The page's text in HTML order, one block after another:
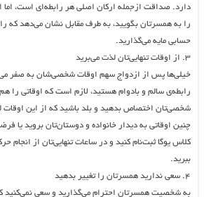
دارد. صداقت ازجمله ارکان اصلی هر رابطه‌ای است، اما
را به همسرتان بگویید، به طرف مقابل نشان می‌دهد که
حسابی مایه می‌گذارید.
۳. از اوقات تنهایی‌تان لذت می‌برید
خیلی‌ها پس از ازدواج سهم اوقات شخصی‌شان به صفر
رابطه‌ی سالم و بادوام هستید، لازم است که اوقاتی را
شخصی‌تان اختصاص بدهید و بلد باشید که از این اوقات
چنین اوقاتی به دیدار خانواده و دوستان‌تان بروید یا
کلاس یوگا ثبت‌نام کنید و در ساعات تنهایی‌تان از
ببرید.
۴. سعی ندارید همسرتان را تغییر بدهید
به شخصیت همسرتان احترام می‌گذارید و سعی نمی‌کنید